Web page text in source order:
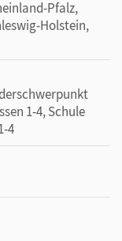
Pfalz,
Holstein,
1-4, Schule
4